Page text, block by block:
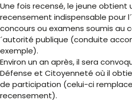
Une fois recensé, le jeune
recensement indispensable pour
concours ou examens soumis au
´autorité publique (conduite
exemple).
Environ un an après, il sera
Défense et Citoyenneté où il
de participation (celui-ci
recensement).